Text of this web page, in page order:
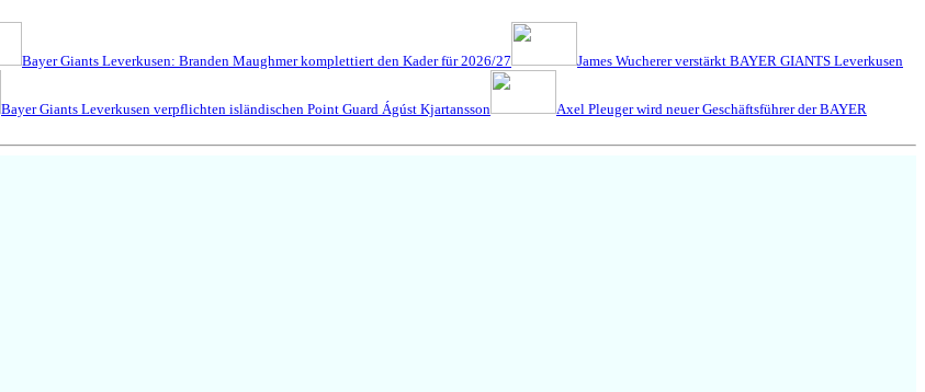
Bayer Giants Leverkusen: Branden Maughmer komplettiert den Kader für 2026/27 James Wucherer verstärkt BAYER GIANTS Leverkusen
Bayer Giants Leverkusen verpflichten isländischen Point Guard Ágúst Kjartansson
Axel Pleuger wird neuer Geschäftsführer der BAYER